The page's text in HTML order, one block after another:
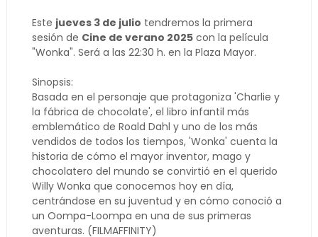
Este jueves 3 de julio tendremos la primera
sesión de Cine de verano 2025con la película
"Wonka". Será a las 22:30 h. en la Plaza Mayor.
Sinopsis:
Basada en el personaje que protagoniza 'Charlie y
la fábrica de chocolate', el libro infantil más
emblemático de Roald Dahl y uno de los más
vendidos de todos los tiempos, 'Wonka' cuenta la
historia de cómo el mayor inventor, mago y
chocolatero del mundo se convirtió en el querido
Willy Wonka que conocemos hoy en día,
centrándose en su juventud y en cómo conoció a
un Oompa-Loompa en una de sus primeras
aventuras. (FILMAFFINITY)